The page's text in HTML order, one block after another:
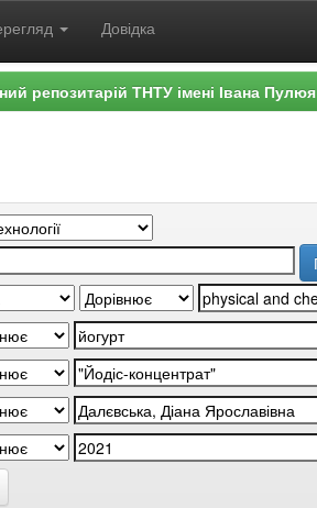
Довідка
репозитарій ТНТУ імені Івана Пулюя